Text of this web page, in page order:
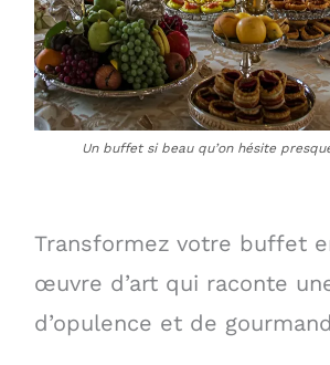
Un buffet si beau qu’on hésite
Transformez votre buffet
œuvre d’art qui raconte
d’opulence et de